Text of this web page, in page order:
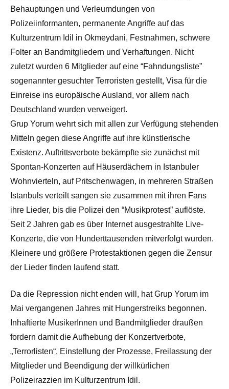
Behauptungen und Verleumdungen von
Polizeiinformanten, permanente Angriffe auf das
Kulturzentrum Idil in Okmeydani, Festnahmen, schwere
Folter an Bandmitgliedern und Verhaftungen. Nicht
zuletzt wurden 6 Mitglieder auf eine “Fahndungsliste”
sogenannter gesuchter Terroristen gestellt, Visa für die
Einreise ins europäische Ausland, vor allem nach
Deutschland wurden verweigert.
Grup Yorum wehrt sich mit allen zur Verfügung stehenden
Mitteln gegen diese Angriffe auf ihre künstlerische
Existenz. Auftrittsverbote bekämpfte sie zunächst mit
Spontan-Konzerten auf Häuserdächern in Istanbuler
Wohnvierteln, auf Pritschenwagen, in mehreren Straßen
Istanbuls verteilt sangen sie zusammen mit ihren Fans
ihre Lieder, bis die Polizei den “Musikprotest” auflöste.
Seit 2 Jahren gab es über Internet ausgestrahlte Live-
Konzerte, die von Hunderttausenden mitverfolgt wurden.
Kleinere und größere Protestaktionen gegen die Zensur
der Lieder finden laufend statt.
Da die Repression nicht enden will, hat Grup Yorum im
Mai vergangenen Jahres mit Hungerstreiks begonnen.
Inhaftierte MusikerInnen und Bandmitglieder draußen
fordern damit die Aufhebung der Konzertverbote,
„Terrorlisten“, Einstellung der Prozesse, Freilassung der
Mitglieder und Beendigung der willkürlichen
Polizeirazzien im Kulturzentrum Idil.